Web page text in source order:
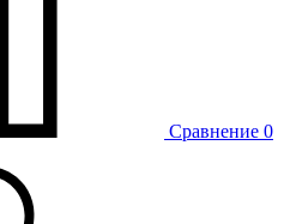
Сравнение 0